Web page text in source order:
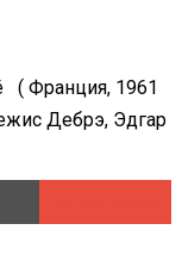
( Франция, 1961
Дебрэ, Эдгар